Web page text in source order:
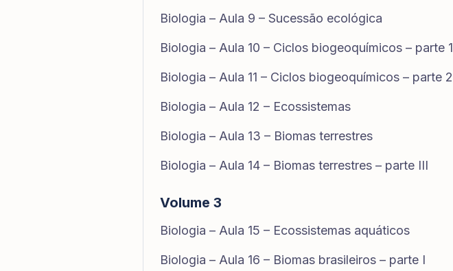
Biologia – Aula 9 – Sucessão ecológica
Biologia – Aula 10 – Ciclos biogeoquímicos – parte 1
Biologia – Aula 11 – Ciclos biogeoquímicos – parte 2
Biologia – Aula 12 – Ecossistemas
Biologia – Aula 13 – Biomas terrestres
Biologia – Aula 14 – Biomas terrestres – parte III
Volume 3
Biologia – Aula 15 – Ecossistemas aquáticos
Biologia – Aula 16 – Biomas brasileiros – parte I